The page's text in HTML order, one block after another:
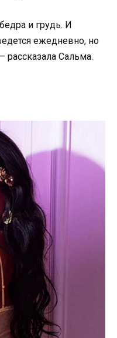
и грудь. И
ежедневно, но
рассказала Сальма.